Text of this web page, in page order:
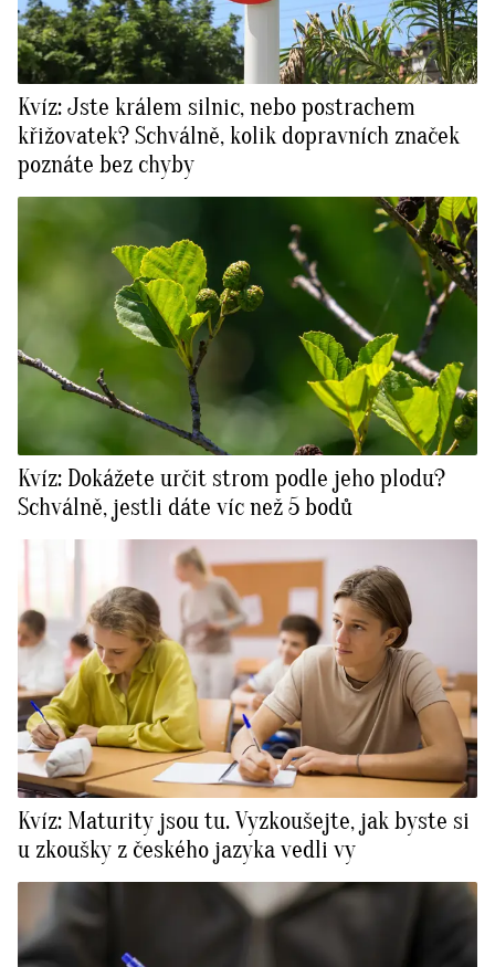
Kvíz: Jste králem silnic, nebo postrachem
křižovatek? Schválně, kolik dopravních značek
poznáte bez chyby
Kvíz: Dokážete určit strom podle jeho plodu?
Schválně, jestli dáte víc než 5 bodů
Kvíz: Maturity jsou tu. Vyzkoušejte, jak byste si
u zkoušky z českého jazyka vedli vy